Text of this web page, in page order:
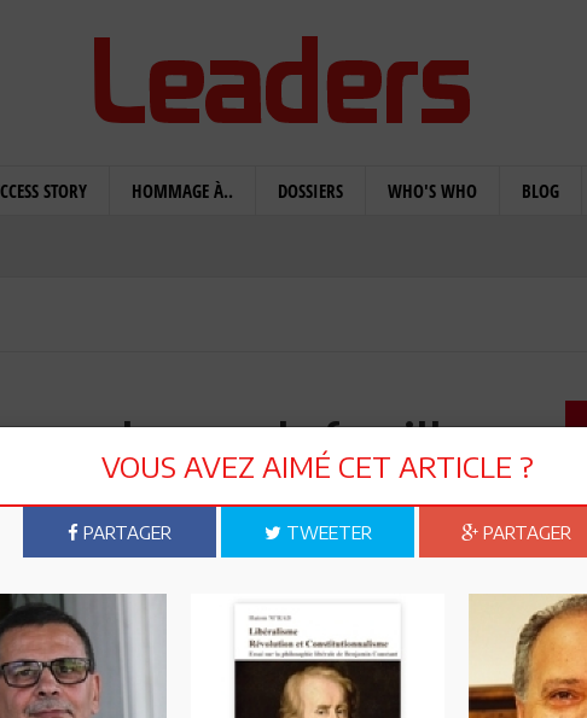
STORY HOMMAGE À.. DOSSIERS WHO'S WHO BLOG
honore la famille
Photos)
VOUS AVEZ AIMÉ CET ARTICLE ?
PARTAGER TWEETER PARTAGER